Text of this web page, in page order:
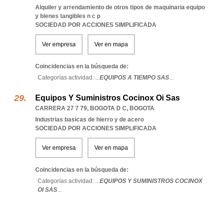
Alquiler y arrendamiento de otros tipos de maquinaria equipo
y bienes tangibles n c p
SOCIEDAD POR ACCIONES SIMPLIFICADA
Ver empresa Ver en mapa
Coincidencias en la búsqueda de:
Categorías actividad: ...EQUIPOS A TIEMPO SAS...
Equipos Y Suministros Cocinox Oi Sas
CARRERA 27 7 79, BOGOTA D C, BOGOTA
Industrias basicas de hierro y de acero
SOCIEDAD POR ACCIONES SIMPLIFICADA
Ver empresa Ver en mapa
Coincidencias en la búsqueda de:
Categorías actividad: ...EQUIPOS Y SUMINISTROS COCINOX
OI SAS...